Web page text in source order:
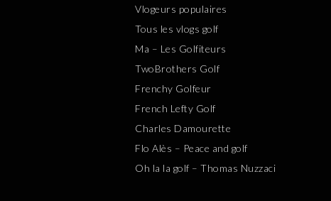
Vlogeurs populaires
Tous les vlogs golf
Ma – Les Golfiteurs
TwoBrothers Golf
Frenchy Golfeur
French Lefty Golf
Charles Damourette
Flo Alès – Peace and golf
Oh la la golf – Thomas Nuzzaci